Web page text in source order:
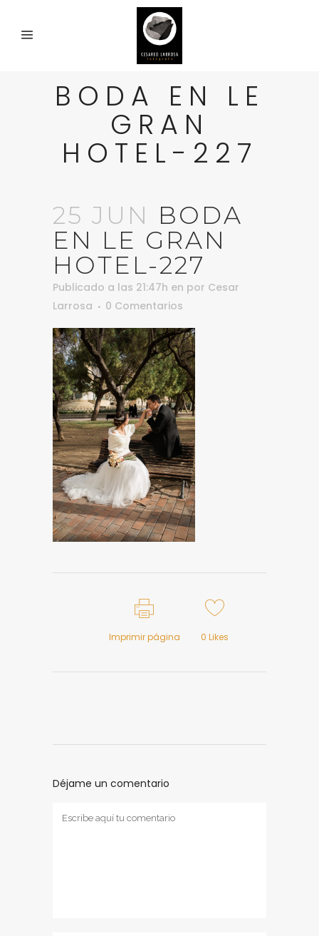
BODA EN LE
GRAN
HOTEL-227
25 JUN BODA
EN LE GRAN
HOTEL-227
Publicado a las 21:47h en por Cesar
Larrosa
0 Comentarios
Imprimir página 0 Likes
Déjame un comentario